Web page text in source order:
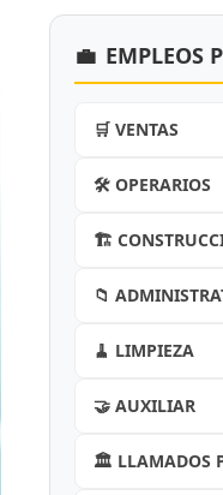
💼 EMPLEOS
🛒 VENTAS
🛠️ OPERARIOS
🏗️
📁
🧹 LIMPIEZA
🤝 AUXILIAR
🏛️ LLAMADOS